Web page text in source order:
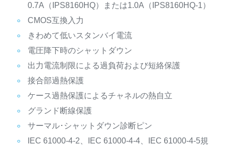
0.7A（IPS8160HQ）または1.0A（IPS8160HQ-1）
CMOS互換入力
きわめて低いスタンバイ電流
電圧降下時のシャットダウン
出力電流制限による過負荷および短絡保護
接合部過熱保護
ケース過熱保護によるチャネルの熱自立
グランド断線保護
サーマル･シャットダウン診断ピン
IEC 61000-4-2、IEC 61000-4-4、IEC 61000-4-5規